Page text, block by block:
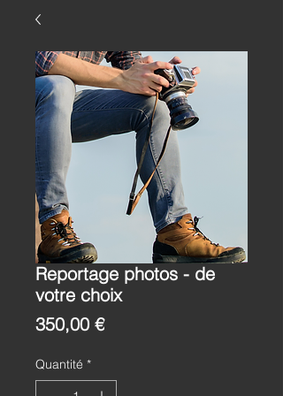
Reportage photos - de
votre choix
350,00 €Prix
Quantité *